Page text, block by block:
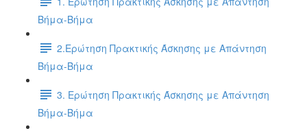
Βήμα-Βήμα
2.Ερώτηση Πρακτικής Άσκησης με Απάντηση
Βήμα-Βήμα
3. Ερώτηση Πρακτικής Άσκησης με Απάντηση
Βήμα-Βήμα